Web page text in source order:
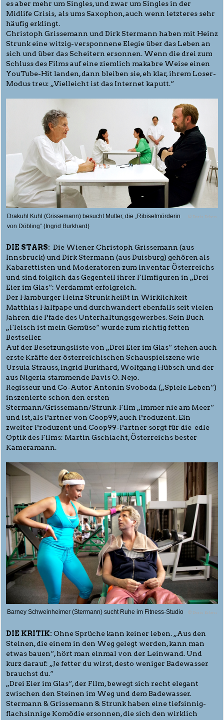
es aber mehr um Singles, und zwar um Singles in der
Midlife Crisis, als ums Saxophon, auch wenn letzteres sehr
häufig erklingt.
Christoph Grissemann und Dirk Stermann haben mit Heinz
Strunk eine witzig-versponnene Elegie über das Leben an
sich und über das Scheitern ersonnen. Wenn die drei zum
Schluss des Films auf eine ziemlich makabre Weise einen
YouTube-Hit landen, dann bleiben sie, eh klar, ihrem Loser-
Modus treu: „Vielleicht ist das Internet kaputt.“
Drakuhl Kuhl (Grissemann) besucht Mutter, die „Ribiselmörderin
von Döbling“ (Ingrid Burkhard)
© Doris Erben
DIE STARS: Die Wiener Christoph Grissemann (aus
Innsbruck) und Dirk Stermann (aus Duisburg) gehören als
Kabarettisten und Moderatoren zum Inventar Österreichs
und sind folglich das Gegenteil ihrer Filmfiguren in „Drei
Eier im Glas“: Verdammt erfolgreich.
Der Hamburger Heinz Strunk heißt in Wirklichkeit
Matthias Halfpape und durchwandert ebenfalls seit vielen
Jahren die Pfade des Unterhaltungsgewerbes. Sein Buch
„Fleisch ist mein Gemüse“ wurde zum richtig fetten
Bestseller.
Auf der Besetzungsliste von „Drei Eier im Glas“ stehen auch
erste Kräfte der österreichischen Schauspielszene wie
Ursula Strauss, Ingrid Burkhard, Wolfgang Hübsch und der
aus Nigeria stammende Davis O. Nejo.
Regisseur und Co-Autor Antonin Svoboda („Spiele Leben“)
inszenierte schon den ersten
Stermann/Grissemann/Strunk-Film „Immer nie am Meer“
und ist, als Partner von Coop99, auch Produzent. Ein
zweiter Produzent und Coop99-Partner sorgt für die edle
Optik des Films: Martin Gschlacht, Österreichs bester
Kameramann.
Barney Schweinheimer (Stermann) sucht Ruhe im Fitness-Studio © Doris Erben
DIE KRITIK: Ohne Sprüche kann keiner leben. „Aus den
Steinen, die einem in den Weg gelegt werden, kann man
etwas bauen“, hört man einmal von der Leinwand. Und
kurz darauf: „Je fetter du wirst, desto weniger Badewasser
brauchst du.“
„Drei Eier im Glas“, der Film, bewegt sich recht elegant
zwischen den Steinen im Weg und dem Badewasser.
Stermann & Grissemann & Strunk haben eine tiefsinnig-
flachsinnige Komödie ersonnen, die sich den wirklich